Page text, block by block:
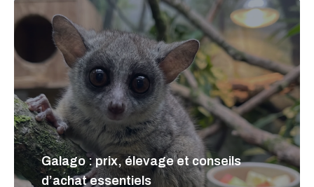
Galago : prix, élevage et conseils
d’achat essentiels